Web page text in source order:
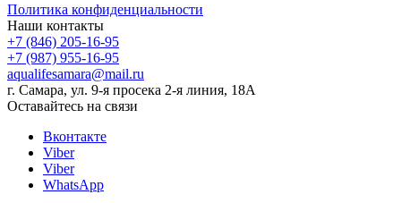
Политика конфиденциальности
Наши контакты
+7 (846) 205-16-95
+7 (987) 955-16-95
aqualifesamara@mail.ru
г. Самара, ул. 9-я просека 2-я линия, 18А
Оставайтесь на связи
Вконтакте
Viber
Viber
WhatsApp